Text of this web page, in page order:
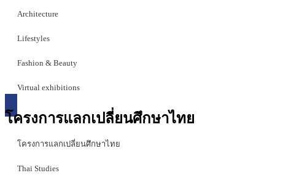
Architecture
Lifestyles
Fashion & Beauty
Virtual exhibitions
โครงการแลกเปลี่ยนศึกษาไทย
โครงการแลกเปลี่ยนศึกษาไทย
Thai Studies